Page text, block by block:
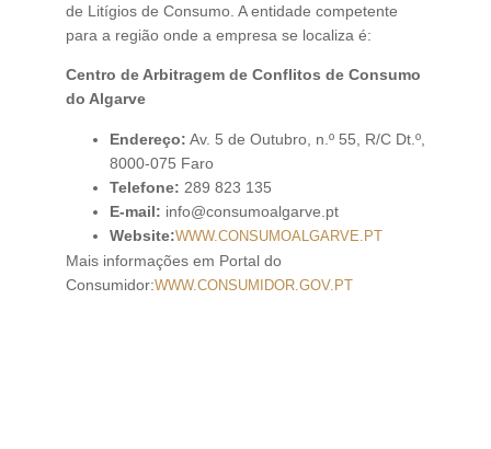
de Litígios de Consumo. A entidade competente
para a região onde a empresa se localiza é:
Centro de Arbitragem de Conflitos de Consumo
do Algarve
Endereço: Av. 5 de Outubro, n.º 55, R/C Dt.º,
8000-075 Faro
Telefone: 289 823 135
E-mail: info@consumoalgarve.pt
Website:WWW.CONSUMOALGARVE.PT
Mais informações em Portal do
Consumidor:WWW.CONSUMIDOR.GOV.PT